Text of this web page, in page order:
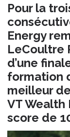
Pour la
Energy
LeCoultre
d’une
formation
meilleur
VT Wealth
score de